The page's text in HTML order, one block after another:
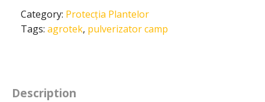
Category: Protecția Plantelor
Tags: agrotek, pulverizator camp
Description